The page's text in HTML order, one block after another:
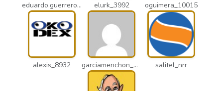
eduardo.guerrero_pto elurk_3992 oguimera_10015
alexis_8932 garciamenchon_puz salitel_nrr